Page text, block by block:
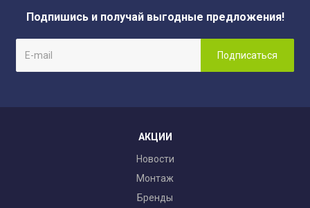
Подпишись и получай выгодные предложения!
АКЦИИ
Новости
Монтаж
Бренды